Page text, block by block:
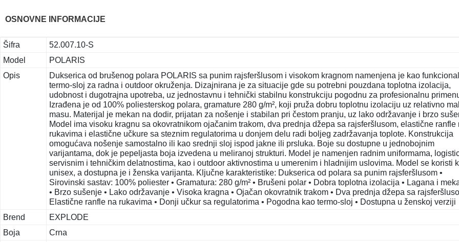
OSNOVNE INFORMACIJE
Šifra
52.007.10-S
Model
POLARIS
Opis
Dukserica od brušenog polara POLARIS sa punim rajsferšlusom i visokom kragnom namenjena je kao
termo-sloj za radna i outdoor okruženja. Dizajnirana je za situacije gde su potrebni pouzdana toplotna izolacija,
udobnost i dugotrajna upotreba, uz jednostavnu i tehnički stabilnu konstrukciju pogodnu za profesionalnu
Izrađena je od 100% poliesterskog polara, gramature 280 g/m², koji pruža dobru toplotnu izolaciju uz relativno
masu. Materijal je mekan na dodir, prijatan za nošenje i stabilan pri čestom pranju, uz lako održavanje i brzo
Model ima visoku kragnu sa okovratnikom ojačanim trakom, dva prednja džepa sa rajsferšlusom, elastične ranfle
rukavima i elastične učkure sa steznim regulatorima u donjem delu radi boljeg zadržavanja toplote. Konstrukcija
omogućava nošenje samostalno ili kao srednji sloj ispod jakne ili prsluka. Boje su dostupne u jednobojnim
varijantama, dok je pepeljasta boja izvedena u meliranoj strukturi. Model je namenjen radnim uniformama,
servisnim i tehničkim delatnostima, kao i outdoor aktivnostima u umerenim i hladnijim uslovima. Model se koristi
unisex, a dostupna je i ženska varijanta. Ključne karakteristike: Dukserica od polara sa punim rajsferšlusom •
Sirovinski sastav: 100% poliester • Gramatura: 280 g/m² • Brušeni polar • Dobra toplotna izolacija • Lagana i
• Brzo sušenje • Lako održavanje • Visoka kragna • Ojačan okovratnik trakom • Dva prednja džepa sa
Elastične ranfle na rukavima • Donji učkur sa regulatorima • Pogodna kao termo-sloj • Dostupna u ženskoj verziji
Brend
EXPLODE
Boja
Crna